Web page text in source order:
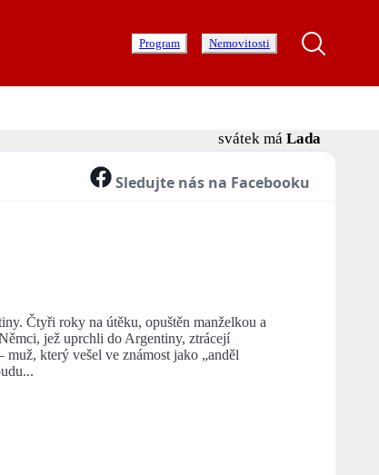
Program Nemovitosti
svátek má Lada
Sledujte nás na Facebooku
Čtyři roky na útěku, opuštěn manželkou a
jež uprchli do Argentiny, ztrácejí
který vešel ve známost jako „anděl